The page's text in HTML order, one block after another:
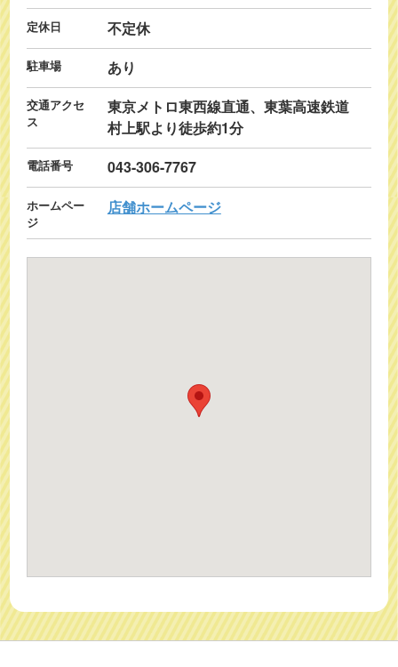
定休日 不定休
駐車場 あり
交通アクセ
ス
東京メトロ東西線直通、東葉高速鉄道
村上駅より徒歩約1分
電話番号 043-306-7767
ホームペー
ジ
店舗ホームページ